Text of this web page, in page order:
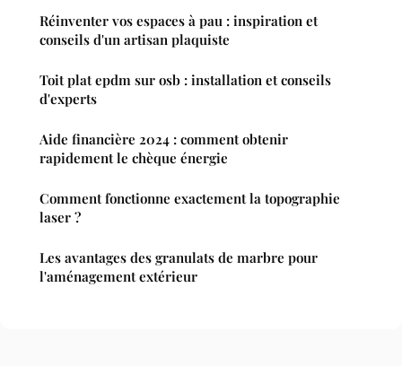
Réinventer vos espaces à pau : inspiration et
conseils d'un artisan plaquiste
Toit plat epdm sur osb : installation et conseils
d'experts
Aide financière 2024 : comment obtenir
rapidement le chèque énergie
Comment fonctionne exactement la topographie
laser ?
Les avantages des granulats de marbre pour
l'aménagement extérieur